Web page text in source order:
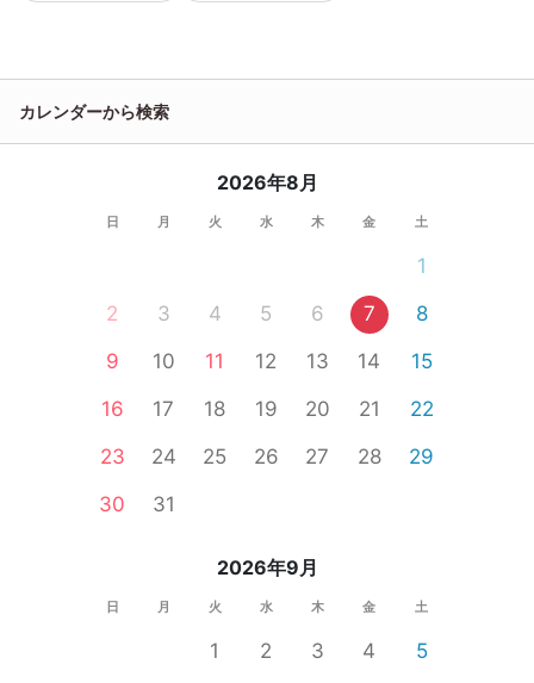
カレンダーから検索
2026年8月
日 月 火 水 木 金 土
1
2
3 4 5 6 7
8
9
10 11 12 13 14
15
16
17 18 19 20 21
22
23
24 25 26 27 28
29
30
31
2026年9月
日 月 火 水 木 金 土
1 2 3 4 5